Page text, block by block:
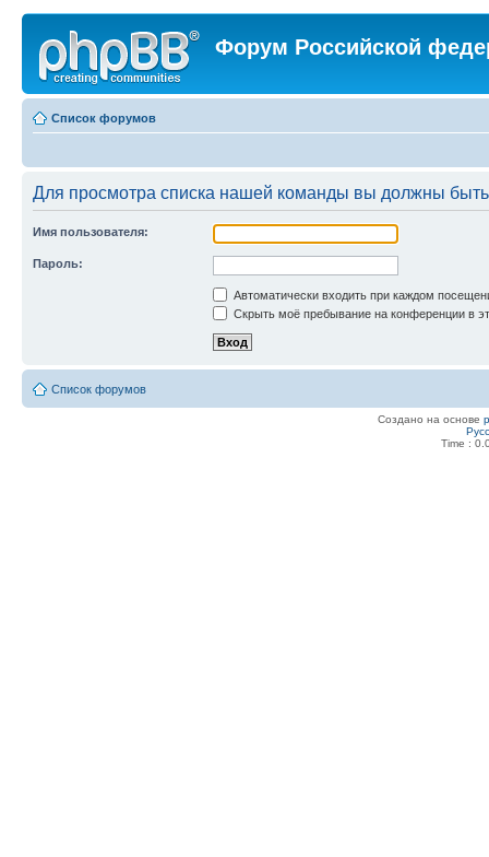
Форум Российской
Список форумов
Для просмотра списка нашей команды вы должны
Имя пользователя:
Пароль:
Автоматически входить при каждом
Скрыть моё пребывание на конференции в
Список форумов
Создано на основе
Time :